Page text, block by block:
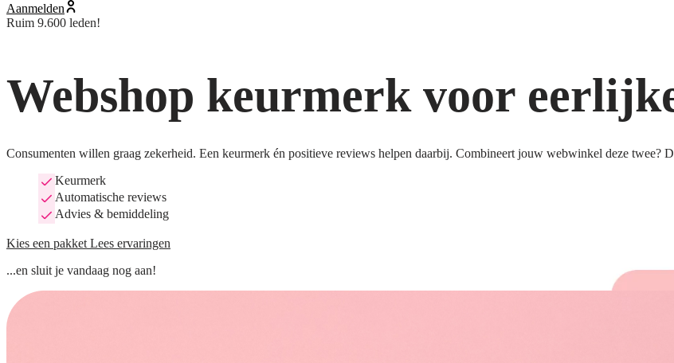
Aanmelden
Ruim 9.600 leden!
Webshop keurmerk voor
Consumenten willen graag zekerheid. Een keurmerk én positieve reviews helpen daarbij. Combineert jouw webwinkel deze twee?
Keurmerk
Automatische reviews
Advies & bemiddeling
Kies een pakket Lees ervaringen
...en sluit je vandaag nog aan!